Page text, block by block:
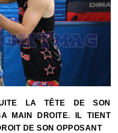
LA TÊTE DE SON
MAIN DROITE. IL TIENT
DE SON OPPOSANT